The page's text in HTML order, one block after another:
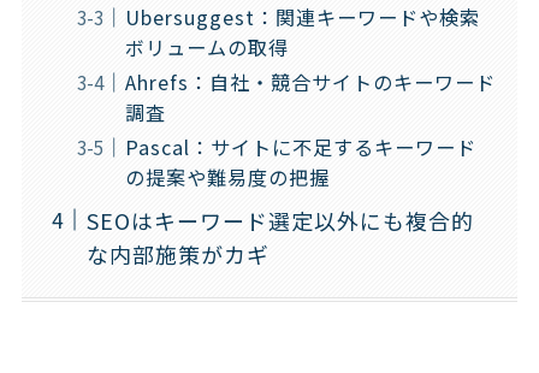
Ubersuggest：関連キーワードや検索
ボリュームの取得
Ahrefs：自社・競合サイトのキーワード
調査
Pascal：サイトに不足するキーワード
の提案や難易度の把握
SEOはキーワード選定以外にも複合的
な内部施策がカギ